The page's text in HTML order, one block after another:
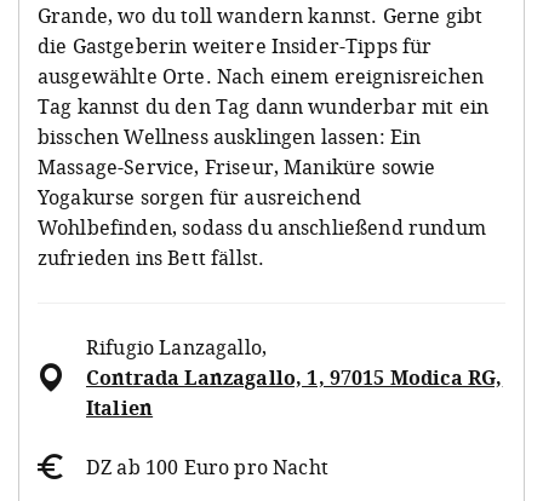
Grande, wo du toll wandern kannst. Gerne gibt
die Gastgeberin weitere Insider-Tipps für
ausgewählte Orte. Nach einem ereignisreichen
Tag kannst du den Tag dann wunderbar mit ein
bisschen Wellness ausklingen lassen: Ein
Massage-Service, Friseur, Maniküre sowie
Yogakurse sorgen für ausreichend
Wohlbefinden, sodass du anschließend rundum
zufrieden ins Bett fällst.
Rifugio Lanzagallo,
Contrada Lanzagallo, 1, 97015 Modica RG,
Italien
DZ ab 100 Euro pro Nacht